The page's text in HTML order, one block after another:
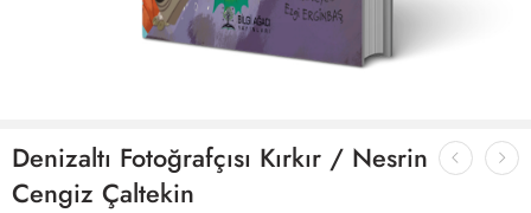
Denizaltı Fotoğrafçısı Kırkır / Nesrin
Cengiz Çaltekin